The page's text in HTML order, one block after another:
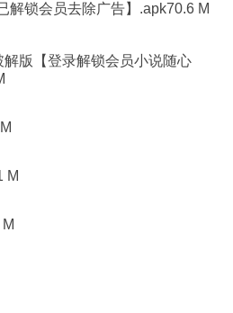
解锁会员去除广告】.apk70.6 M
版【登录解锁会员小说随心
M